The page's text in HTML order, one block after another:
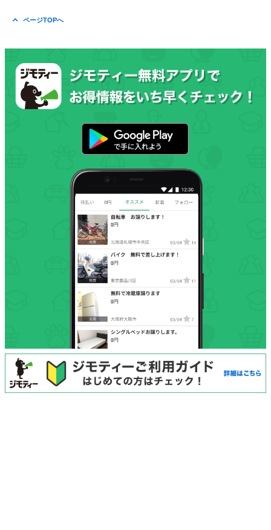
ページTOPへ